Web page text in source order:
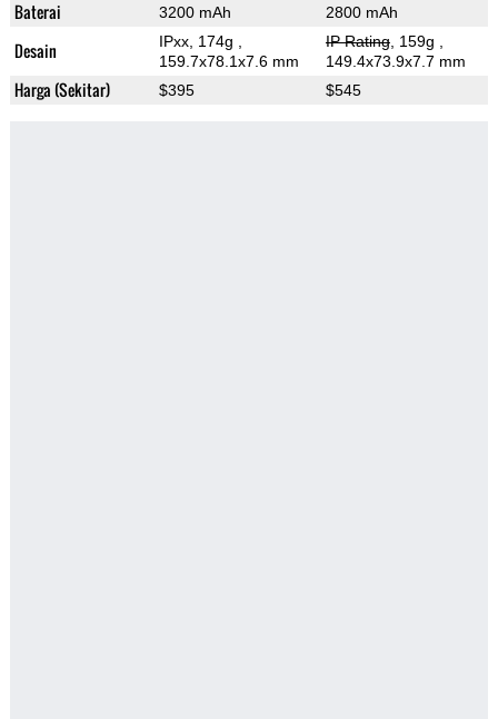
Baterai 3200 mAh 2800 mAh
Desain IPxx, 174g
159.7x78.1x7.6 mm
IP Rating, 159g
149.4x73.9x7.7 mm
Harga (Sekitar) $395 $545